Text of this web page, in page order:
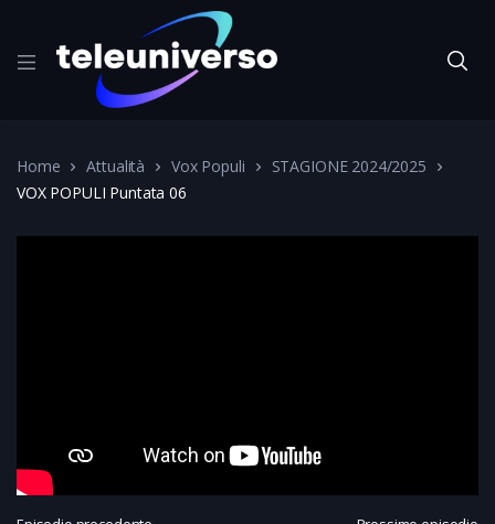
Home Attualità Vox Populi
STAGIONE 2024/2025
VOX POPULI Puntata 06